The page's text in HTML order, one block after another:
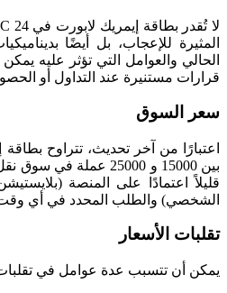
المثيرة للإعجاب، بل أيضًا
الحالي والعوامل التي تؤثر عليه
قرارات مستنيرة عند التداول أو
سعر السوق
بين 15000 و 25000
قليلاً اعتمادًا على المنصة
الشخصي) والطلب المحدد في أي
تقلبات الأسعار
يمكن أن تتسبب عدة عوامل في